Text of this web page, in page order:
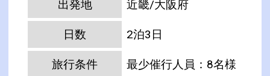
出発地 近畿/大阪府
日数 2泊3日
旅行条件
最少催行人員：8名様